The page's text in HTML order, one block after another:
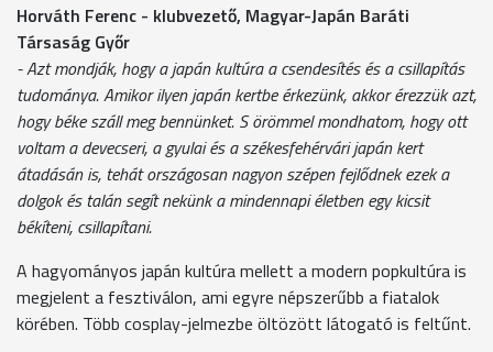
Horváth Ferenc - klubvezető, Magyar-Japán Baráti
Társaság Győr
- Azt mondják, hogy a japán kultúra a csendesítés és a csillapítás
tudománya. Amikor ilyen japán kertbe érkezünk, akkor érezzük azt,
hogy béke száll meg bennünket. S örömmel mondhatom, hogy ott
voltam a devecseri, a gyulai és a székesfehérvári japán kert
átadásán is, tehát országosan nagyon szépen fejlődnek ezek a
dolgok és talán segít nekünk a mindennapi életben egy kicsit
békíteni, csillapítani.
A hagyományos japán kultúra mellett a modern popkultúra is
megjelent a fesztiválon, ami egyre népszerűbb a fiatalok
körében. Több cosplay-jelmezbe öltözött látogató is feltűnt.